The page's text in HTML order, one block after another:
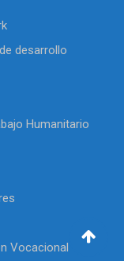
desarrollo
Humanitario
Vocacional